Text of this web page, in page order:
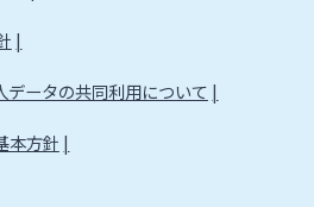
データの共同利用について
本方針